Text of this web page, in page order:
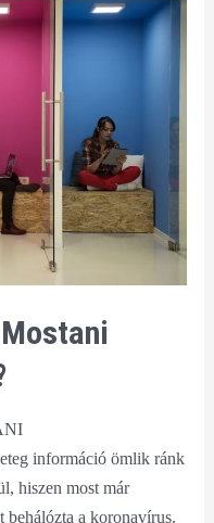
információ ömlik ránk
hiszen most már
a koronavírus.